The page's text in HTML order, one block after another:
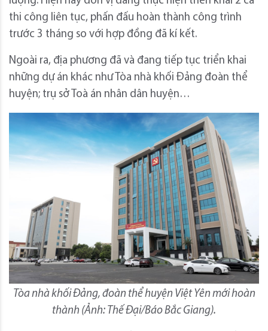
thi công liên tục, phấn đấu hoàn thành công trình
trước 3 tháng so với hợp đồng đã kí kết.
Ngoài ra, địa phương đã và đang tiếp tục triển khai
những dự án khác như Tòa nhà khối Đảng đoàn thể
huyện; trụ sở Toà án nhân dân huyện…
Tòa nhà khối Đảng, đoàn thể huyện Việt Yên mới hoàn
thành (Ảnh: Thế Đại/Báo Bắc Giang).